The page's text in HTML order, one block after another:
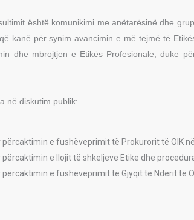
është komunikimi me anëtarësinë dhe
kanë për synim avancimin e më tejmë të
dhe mbrojtjen e Etikës Profesionale, duke
në diskutim publik:
përcaktimin e fushëveprimit të Prokurorit të OIK
e llojit të shkeljeve Etike dhe
e fushëveprimit të Gjyqit të Nderit të